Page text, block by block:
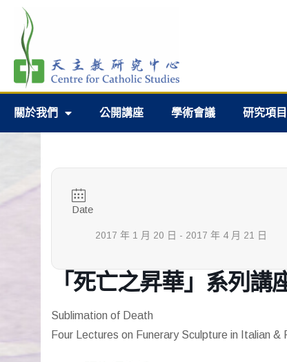
關於我們 公開講座 學術會議 研究項目
Date
2017 年 1 月 20 日 - 2017 年 4 月 21 日
「死亡之昇華」系列講
Sublimation of Death
Four Lectures on Funerary Sculpture in Italian &